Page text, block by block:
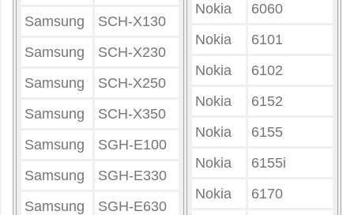
Samsung
SCH-X130
Samsung
SCH-X230
Samsung
SCH-X250
Samsung
SCH-X350
Samsung
SGH-E100
Samsung
SGH-E330
Samsung
SGH-E630
Nokia
6060
Nokia
6101
Nokia
6102
Nokia
6152
Nokia
6155
Nokia
6155i
Nokia
6170